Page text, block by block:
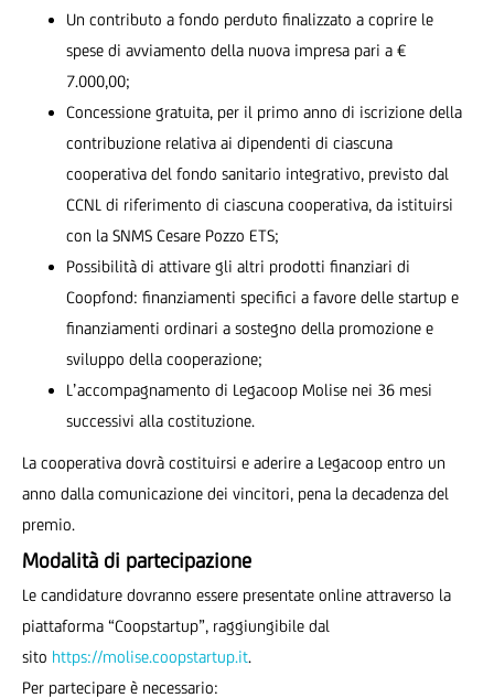
Un contributo a fondo perduto finalizzato a coprire le
spese di avviamento della nuova impresa pari a €
7.000,00;
Concessione gratuita, per il primo anno di iscrizione della
contribuzione relativa ai dipendenti di ciascuna
cooperativa del fondo sanitario integrativo, previsto dal
CCNL di riferimento di ciascuna cooperativa, da istituirsi
con la SNMS Cesare Pozzo ETS;
Possibilità di attivare gli altri prodotti finanziari di
Coopfond: finanziamenti specifici a favore delle startup e
finanziamenti ordinari a sostegno della promozione e
sviluppo della cooperazione;
L’accompagnamento di Legacoop Molise nei 36 mesi
successivi alla costituzione.
La cooperativa dovrà costituirsi e aderire a Legacoop entro un
anno dalla comunicazione dei vincitori, pena la decadenza del
premio.
Modalità di partecipazione
Le candidature dovranno essere presentate online attraverso la
piattaforma “Coopstartup”, raggiungibile dal
sito https://molise.coopstartup.it.
Per partecipare è necessario: